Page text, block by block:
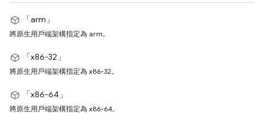
「arm」
將原生用戶端架構指定為 arm。
「x86-32」
將原生用戶端架構指定為 x86-32。
「x86-64」
將原生用戶端架構指定為 x86-64。